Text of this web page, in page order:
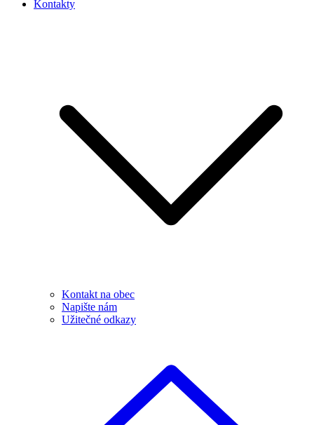
Kontakty
Kontakt na obec
Napište nám
Užitečné odkazy